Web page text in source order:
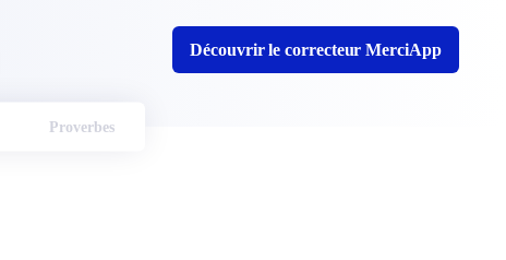
Découvrir le correcteur MerciApp
Proverbes